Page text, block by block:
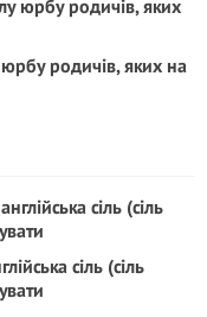
родичів, яких на
сіль (сіль